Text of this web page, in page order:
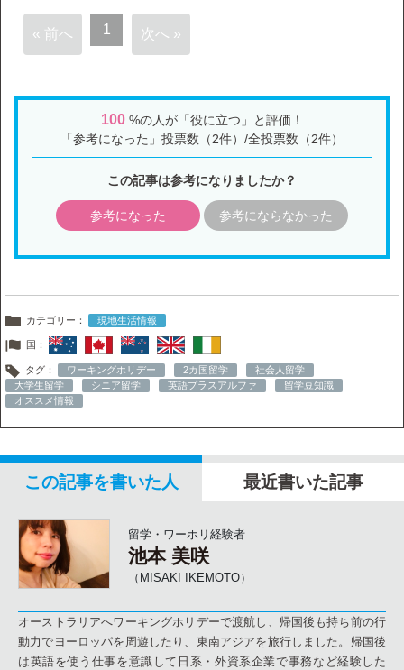
« 前へ 1 次へ »
100%の人が「役に立つ」と評価！
「参考になった」投票数（2件）/全投票数（2件）
この記事は参考になりましたか？
参考になった 参考にならなかった
カテゴリー： 現地生活情報
国：
タグ： ワーキングホリデー 2カ国留学
社会人留学
大学生留学
シニア留学 英語プラスアルファ
留学豆知識
オススメ情報
この記事を書いた人 最近書いた記事
留学・ワーホリ経験者
池本 美咲
（MISAKI IKEMOTO）
オーストラリアへワーキングホリデーで渡航し、帰国後も持ち前の行
動力でヨーロッパを周遊したり、東南アジアを旅行しました。帰国後
は英語を使う仕事を意識して日系・外資系企業で事務など経験した